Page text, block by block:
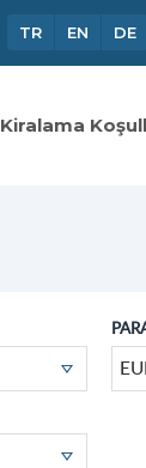
DE
EN
TR
Kiralama